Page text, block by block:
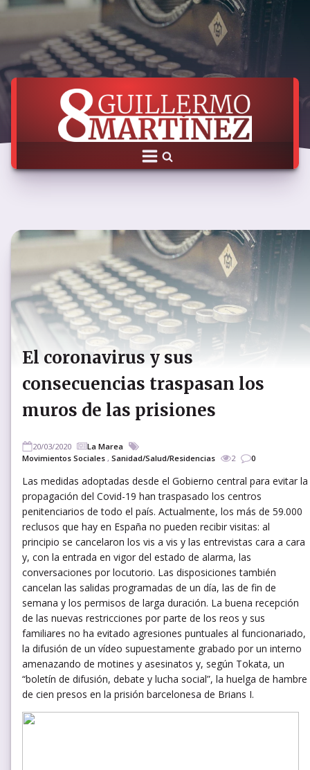
El coronavirus y sus
consecuencias traspasan los
muros de las prisiones
20/03/2020
La Marea
Movimientos Sociales , Sanidad/Salud/Residencias 2 0
Las medidas adoptadas desde el Gobierno central para evitar la
propagación del Covid-19 han traspasado los centros
penitenciarios de todo el país. Actualmente, los más de 59.000
reclusos que hay en España no pueden recibir visitas: al
principio se cancelaron los vis a vis y las entrevistas cara a cara
y, con la entrada en vigor del estado de alarma, las
conversaciones por locutorio. Las disposiciones también
cancelan las salidas programadas de un día, las de fin de
semana y los permisos de larga duración. La buena recepción
de las nuevas restricciones por parte de los reos y sus
familiares no ha evitado agresiones puntuales al funcionariado,
la difusión de un vídeo supuestamente grabado por un interno
amenazando de motines y asesinatos y, según Tokata, un
“boletín de difusión, debate y lucha social”, la huelga de hambre
de cien presos en la prisión barcelonesa de Brians I.